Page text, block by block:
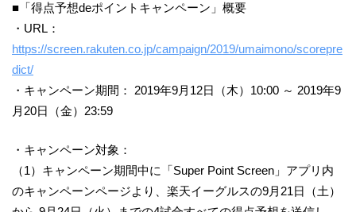
■「得点予想deポイントキャンペーン」概要
・URL：
https://screen.rakuten.co.jp/campaign/2019/umaimono/scorepre
dict/
・キャンペーン期間： 2019年9月12日（木）10:00 ～ 2019年9
月20日（金）23:59
・キャンペーン対象：
（1）キャンペーン期間中に「Super Point Screen」アプリ内
のキャンペーンページより、楽天イーグルスの9月21日（土）